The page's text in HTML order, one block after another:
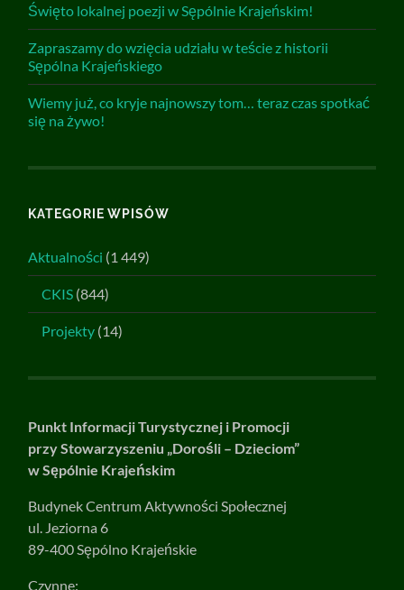
Święto lokalnej poezji w Sępólnie Krajeńskim!
Zapraszamy do wzięcia udziału w teście z historii
Sępólna Krajeńskiego
Wiemy już, co kryje najnowszy tom… teraz czas spotkać
się na żywo!
KATEGORIE WPISÓW
Aktualności (1 449)
CKIS (844)
Projekty (14)
Punkt Informacji Turystycznej i Promocji
przy Stowarzyszeniu „Dorośli – Dzieciom”
w Sępólnie Krajeńskim
Budynek Centrum Aktywności Społecznej
ul. Jeziorna 6
89-400 Sępólno Krajeńskie
Czynne: